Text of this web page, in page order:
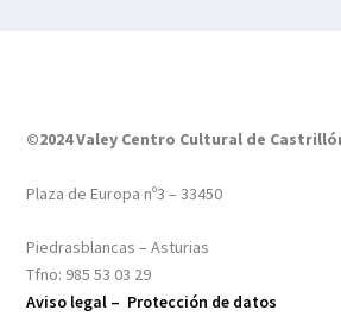
©2024 Valey Centro Cultural de
Plaza de Europa nº3 – 33450
Piedrasblancas – Asturias
Tfno: 985 53 03 29
Aviso legal – Protección de datos